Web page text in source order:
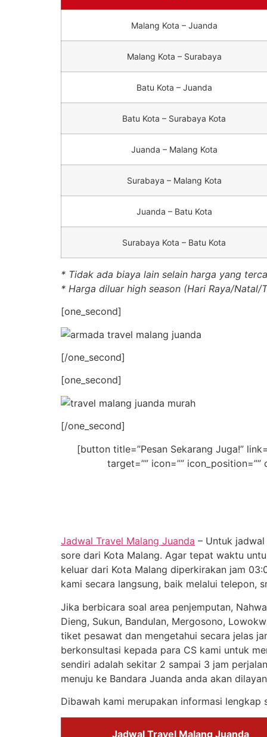
Malang Kota – Juanda
Malang Kota – Surabaya
Batu Kota – Juanda
Batu Kota – Surabaya Kota
Juanda – Malang Kota
Surabaya – Malang Kota
Juanda – Batu Kota
Surabaya Kota – Batu Kota
* Tidak ada biaya lain selain harga yang
* Harga diluar high season (Hari Raya/Natal/
[one_second]
[/one_second]
[one_second]
[/one_second]
[button title=”Pesan Sekarang Juga!”
target=”” icon=””
Jadwal Travel Malang Juanda – Untuk
sore dari Kota Malang. Agar tepat waktu
keluar dari Kota Malang diperkirakan jam
kami secara langsung, baik melalui telepon,
Jika berbicara soal area penjemputan,
Dieng, Sukun, Bandulan, Mergosono,
tiket pesawat dan mengetahui secara jelas
berkonsultasi kepada para CS kami untuk
sendiri adalah sekitar 2 sampai 3 jam
menuju ke Bandara Juanda anda akan
Dibawah kami merupakan informasi
Jadwal Travel Malang Juanda